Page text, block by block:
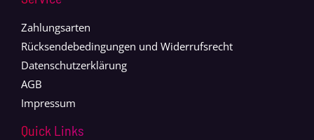
Zahlungsarten
Rücksendebedingungen und Widerrufsrecht
Datenschutzerklärung
AGB
Impressum
Quick Links